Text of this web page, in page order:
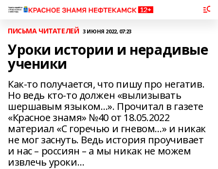
ПИСЬМА ЧИТАТЕЛЕЙ 3 ИЮНЯ 2022, 07:23
Уроки истории и нерадивые
ученики
Как-то получается, что пишу про негатив.
Но ведь кто-то должен «вылизывать
шершавым языком…». Прочитал в газете
«Красное знамя» №40 от 18.05.2022
материал «С горечью и гневом…» и никак
не мог заснуть. Ведь история проучивает
и нас – россиян – а мы никак не можем
извлечь уроки…